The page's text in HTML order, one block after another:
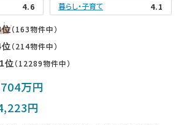
4.6 暮らし・子育て 4.1
位（163物件中）
位（214物件中）
位（12289物件中）
万円
円